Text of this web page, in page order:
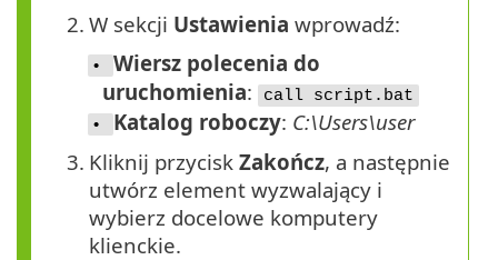
2. W sekcji Ustawienia wprowadź:
•
Wiersz polecenia do
uruchomienia:
call script.bat
•
Katalog roboczy: C:\Users\user
3. Kliknij przycisk Zakończ, a następnie
utwórz element wyzwalający i
wybierz docelowe komputery
klienckie.